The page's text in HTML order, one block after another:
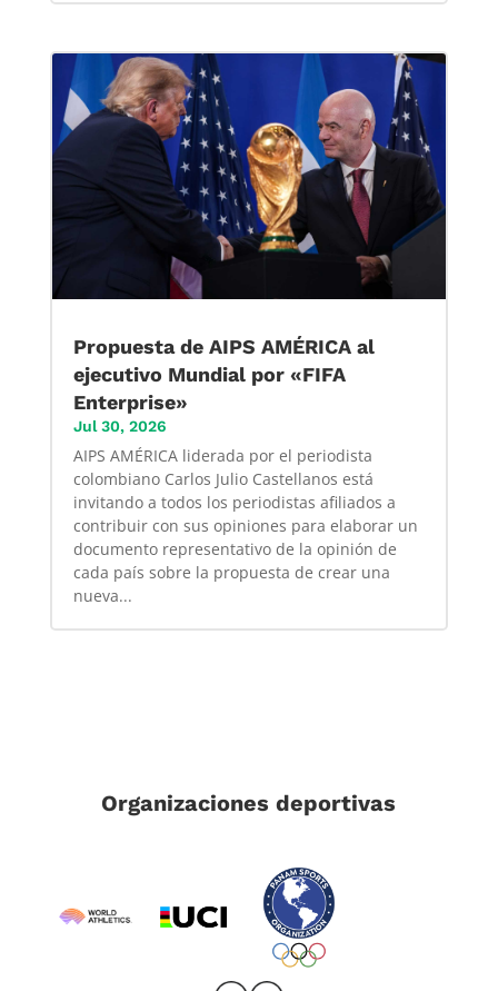
Propuesta de AIPS AMÉRICA al
ejecutivo Mundial por «FIFA
Enterprise»
Jul 30, 2026
AIPS AMÉRICA liderada por el periodista
colombiano Carlos Julio Castellanos está
invitando a todos los periodistas afiliados a
contribuir con sus opiniones para elaborar un
documento representativo de la opinión de
cada país sobre la propuesta de crear una
nueva...
Organizaciones deportivas